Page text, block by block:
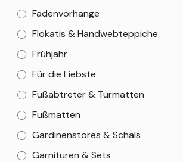
Fadenvorhänge
Flokatis & Handwebteppiche
Frühjahr
Für die Liebste
Fußabtreter & Türmatten
Fußmatten
Gardinenstores & Schals
Garnituren & Sets